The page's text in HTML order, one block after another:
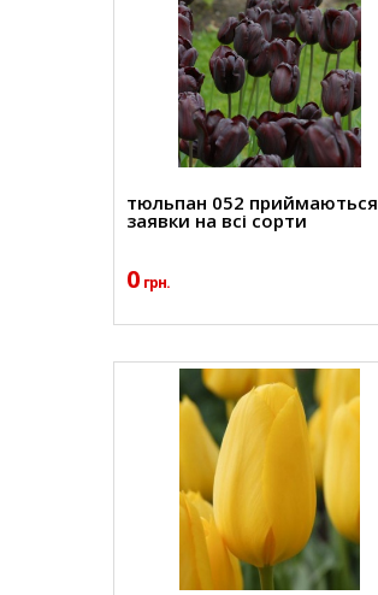
тюльпан 052 приймаються
заявки на всі сорти
0 грн.